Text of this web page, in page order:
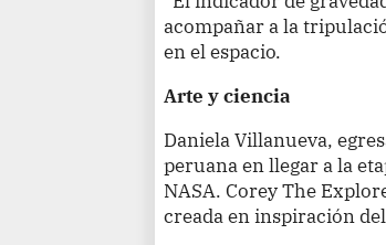
acompañar a la
en el espacio.
Arte y ciencia
Daniela Villanueva,
peruana en llegar a la
NASA. Corey The
creada en inspiración